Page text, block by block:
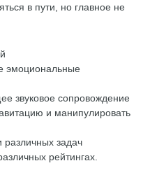
в пути, но главное не
эмоциональные
звуковое сопровождение
и манипулировать
различных задач
рейтингах.